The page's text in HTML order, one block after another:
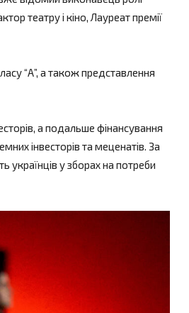
театру і кіно, Лауреат премії
“А”, а також представлення
а подальше фінансування
інвесторів та меценатів. За
українців у зборах на потреби